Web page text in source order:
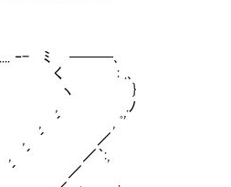
───､
: .､
}
.ﾉ
, ﾟ'
´ ／
／｀:,
／